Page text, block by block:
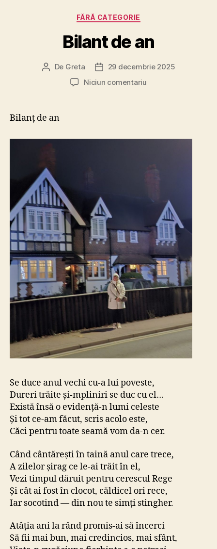
Categorii
FĂRĂ CATEGORIE
Bilant de an
Autor
De Greta
Dată29 decembrie 2025
Niciun comentariula
Bilanț de an
Se duce anul vechi cu-a lui poveste,
Dureri trăite și-mpliniri se duc cu el…
Există însă o evidență-n lumi celeste
Și tot ce-am făcut, scris acolo este,
Căci pentru toate seamă vom da-n cer.
Când cântărești în taină anul care trece,
A zilelor șirag ce le-ai trăit în el,
Vezi timpul dăruit pentru cerescul Rege
Și cât ai fost în clocot, căldicel ori rece,
Iar socotind — din nou te simți stingher.
Atâția ani la rând promis-ai să încerci
Să fii mai bun, mai credincios, mai sfânt,